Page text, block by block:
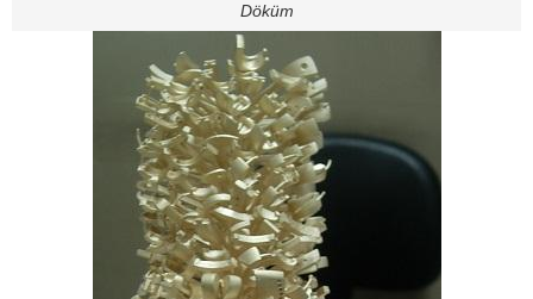
Döküm